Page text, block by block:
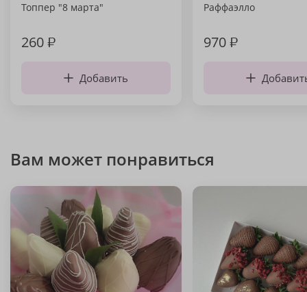
Топпер "8 марта"
260₽
Добавить
Раффаэлло
970₽
Вам может понравиться